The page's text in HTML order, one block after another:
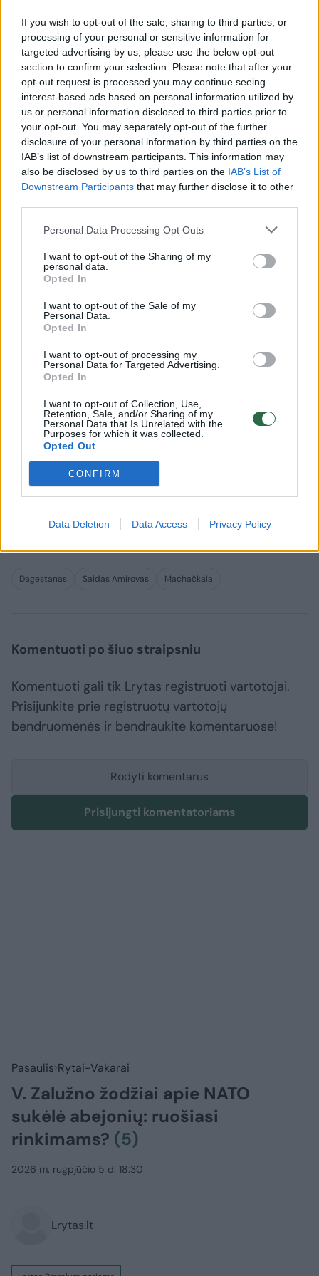
If you wish to opt-out of the sale, sharing to third parties, or
processing of your personal or sensitive information for
targeted advertising by us, please use the below opt-out
section to confirm your selection. Please note that after your
opt-out request is processed you may continue seeing
interest-based ads based on personal information utilized by
us or personal information disclosed to third parties prior to
your opt-out. You may separately opt-out of the further
disclosure of your personal information by third parties on the
IAB’s list of downstream participants. This information may
also be disclosed by us to third parties on the IAB’s List of
Downstream Participants that may further disclose it to other
Personal Data Processing Opt Outs
I want to opt-out of the Sharing of my
personal data.
Opted In
I want to opt-out of the Sale of my
Personal Data.
Opted In
I want to opt-out of processing my
Personal Data for Targeted Advertising.
Opted In
I want to opt-out of Collection, Use,
Retention, Sale, and/or Sharing of my
Personal Data that Is Unrelated with the
Purposes for which it was collected.
Opted Out
CONFIRM
Data Deletion Data Access Privacy Policy
pavaduotojui, už bendradarbiavimą skirta
pusdevintų metų laisvės atėmimo bausmė,
pranešė Rusijos valstybinė televizija „Vesti-
24“.
Abu kaltinamieji neigė jiems pareikštus
kaltinimus kaip absurdiškus ir suklastotus.
Advokatas informavo planuojąs apskųsti, jo
teigimu, politiškai motyvuotą teismo
sprendimą.
A. Amirovo areštas 2013 metų birželį buvo
bandymu sustiprinti mafijos nusikaltimų ir
islamistų sukilimo kamuojamo regiono
kontrolę prieš 2014-aisiais Sočyje vykusias
žiemos olimpines žaidynes.
Teismas pietiniame Rostovo mieste nurodė
S. Amirovą, kuris liko paralyžiuotas po
daugybės bandymų pasikėsinimo į jo
gyvybę, kalinti griežčiausio saugumo kalėjime
naujienų agentūra ITAR-TASS.
Dagestanas Saidas Amirovas Machačkala
Komentuoti po šiuo straipsniu
Komentuoti gali tik Lrytas registruoti vartotojai.
Prisijunkite prie registruotų vartotojų
bendruomenės ir bendraukite komentaruose!
Rodyti komentarus
Prisijungti komentatoriams
Pasaulis Rytai-Vakarai
V. Zalužno žodžiai apie NATO
sukėlė abejonių: ruošiasi
rinkimams? (5)
2026 m. rugpjūčio 5 d. 18:30
Lrytas.lt